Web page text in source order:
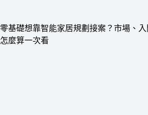
零基礎想靠智能家居規劃接案？市場、
怎麼算一次看